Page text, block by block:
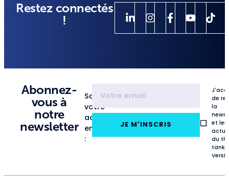
Restez connectés
!
Abonnez-
vous à
notre
newsletter
Saisissez
votre
adresse
email
:
JE M'INSCRIS
de
la
et les
du
tank